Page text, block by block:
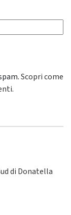
Scopri come
.
di Donatella